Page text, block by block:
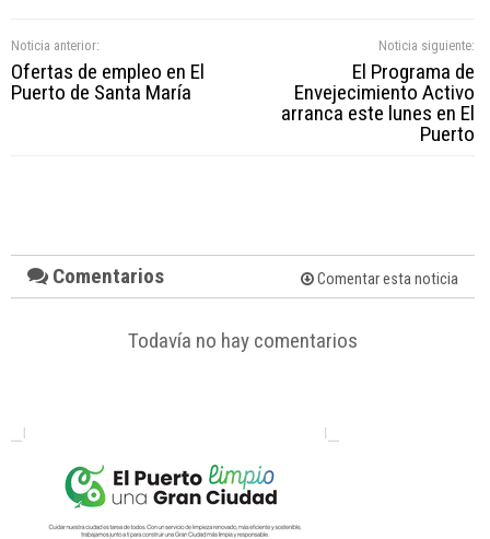
Noticia anterior:
Ofertas de empleo en El
Puerto de Santa María
Noticia siguiente:
El Programa de
Envejecimiento Activo
arranca este lunes en El
Puerto
Comentarios Comentar esta noticia
Todavía no hay comentarios